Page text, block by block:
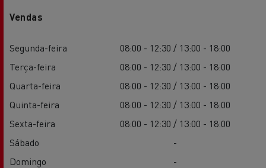
Vendas
Segunda-feira
08:00 - 12:30 / 13:00 - 18:00
Terça-feira
08:00 - 12:30 / 13:00 - 18:00
Quarta-feira
08:00 - 12:30 / 13:00 - 18:00
Quinta-feira
08:00 - 12:30 / 13:00 - 18:00
Sexta-feira
08:00 - 12:30 / 13:00 - 18:00
Sábado
-
Domingo
-